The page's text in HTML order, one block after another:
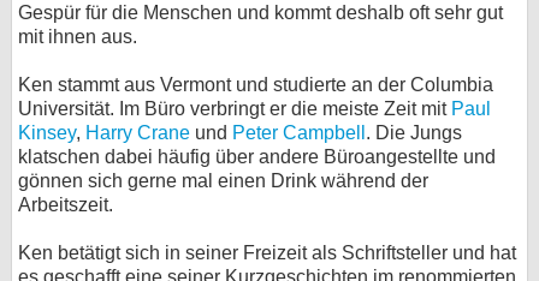
Gespür für die Menschen und kommt deshalb oft sehr gut
mit ihnen aus.
Ken stammt aus Vermont und studierte an der Columbia
Universität. Im Büro verbringt er die meiste Zeit mit Paul
Kinsey, Harry Crane und Peter Campbell . Die Jungs
klatschen dabei häufig über andere Büroangestellte und
gönnen sich gerne mal einen Drink während der
Arbeitszeit.
Ken betätigt sich in seiner Freizeit als Schriftsteller und hat
es geschafft eine seiner Kurzgeschichten im renommierten
bei X
bei Facebook
Kontakt
Datenschutz